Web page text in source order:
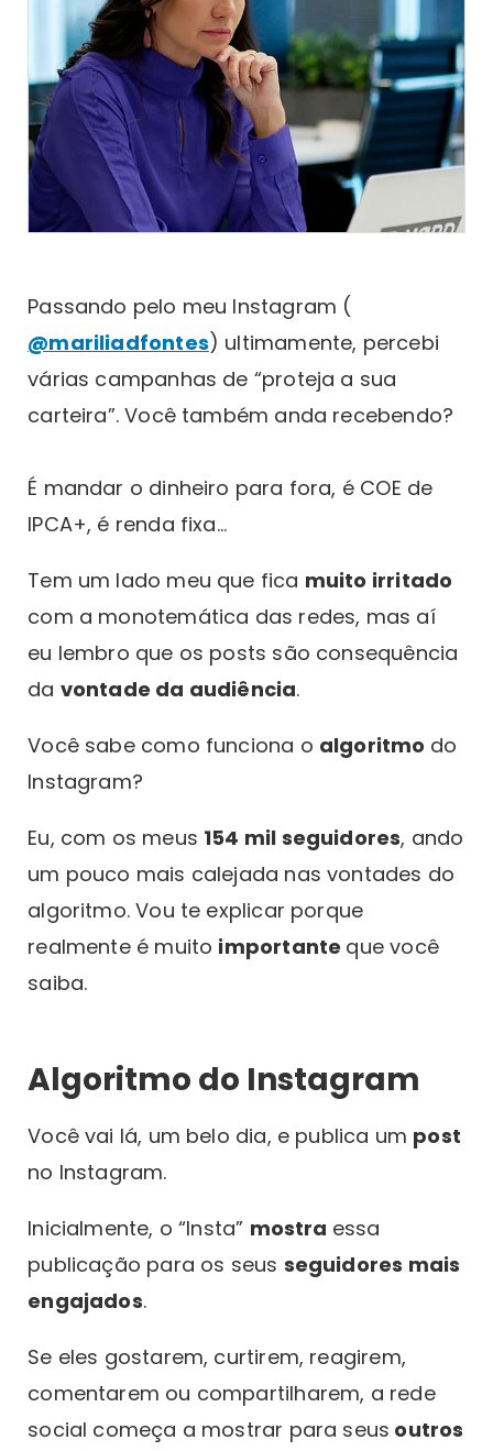
Passando pelo meu Instagram (
@mariliadfontes) ultimamente, percebi
várias campanhas de “proteja a sua
carteira”. Você também anda recebendo?
É mandar o dinheiro para fora, é COE de
IPCA+, é renda fixa...
Tem um lado meu que fica muito irritado
com a monotemática das redes, mas aí
eu lembro que os posts são consequência
da vontade da audiência.
Você sabe como funciona o algoritmo do
Instagram?
Eu, com os meus 154 mil seguidores, ando
um pouco mais calejada nas vontades do
algoritmo. Vou te explicar porque
realmente é muito importante que você
saiba.
Algoritmo do Instagram
Você vai lá, um belo dia, e publica um post
no Instagram.
Inicialmente, o “Insta” mostra essa
publicação para os seus seguidores mais
engajados.
Se eles gostarem, curtirem, reagirem,
comentarem ou compartilharem, a rede
social começa a mostrar para seus outros